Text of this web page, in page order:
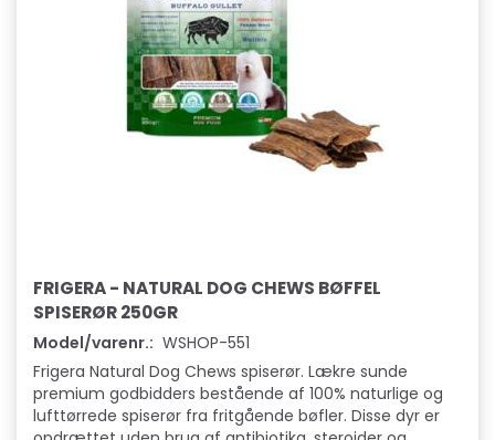
FRIGERA - NATURAL DOG CHEWS BØFFEL
SPISERØR 250GR
Model/varenr.: WSHOP-551
Frigera Natural Dog Chews spiserør. Lækre sunde
premium godbidders bestående af 100% naturlige og
lufttørrede spiserør fra fritgående bøfler. Disse dyr er